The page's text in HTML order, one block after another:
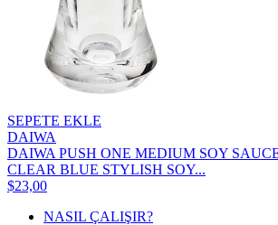
SEPETE EKLE
DAIWA
DAIWA PUSH ONE MEDIUM SOY
CLEAR BLUE STYLISH SOY...
$23,00
NASIL ÇALIŞIR?